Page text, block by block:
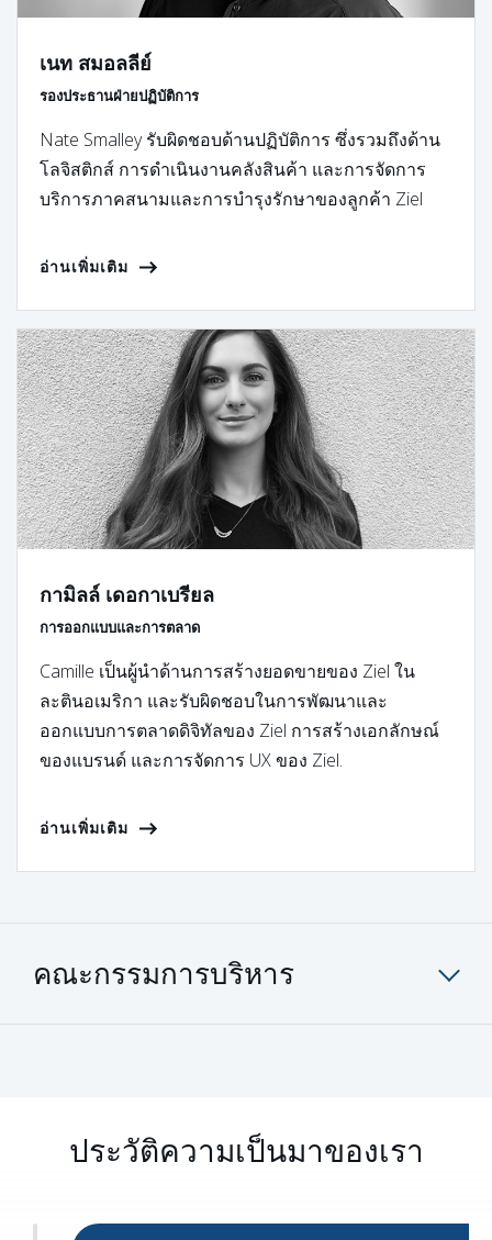
เนท สมอลลีย์
รองประธานฝ่ายปฏิบัติการ
Nate Smalley รับผิดชอบด้านปฏิบัติการ ซึ่งรวมถึงด้าน
โลจิสติกส์ การดำเนินงานคลังสินค้า และการจัดการ
บริการภาคสนามและการบำรุงรักษาของลูกค้า Ziel
อ่านเพิ่มเติม
กามิลล์ เดอกาเบรียล
การออกแบบและการตลาด
Camille เป็นผู้นำด้านการสร้างยอดขายของ Ziel ใน
ละตินอเมริกา และรับผิดชอบในการพัฒนาและ
ออกแบบการตลาดดิจิทัลของ Ziel การสร้างเอกลักษณ์
ของแบรนด์ และการจัดการ UX ของ Ziel.
อ่านเพิ่มเติม
คณะกรรมการบริหาร
ประวัติความเป็นมาของเรา